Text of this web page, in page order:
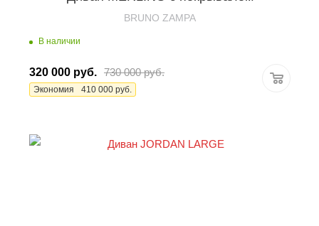
BRUNO ZAMPA
В наличии
320 000 руб. 730 000руб.
Экономия 410 000 руб.